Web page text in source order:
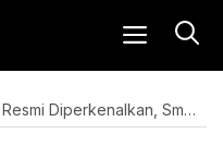
MENU
Nokia 9 PureView Resmi Diperkenalkan, Smartphone Pertama dengan 5 Kamera Belakang